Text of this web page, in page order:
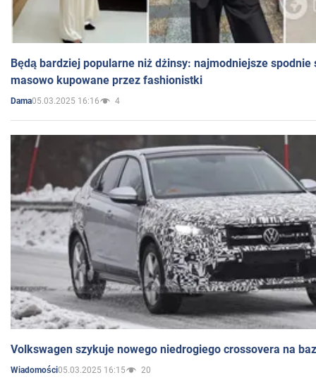
Będą bardziej popularne niż dżinsy: najmodniejsze spodnie
masowo kupowane przez fashionistki
Dama05.03.2025 16:16 4
Volkswagen szykuje nowego niedrogiego crossovera na
Wiadomości05.03.2025 16:15 20